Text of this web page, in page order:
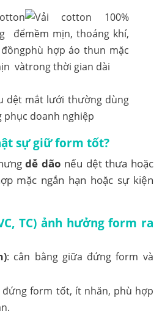
sự giữ form tốt?
dễ dão nếu dệt thưa hoặc
mặc ngắn hạn hoặc sự kiện
TC) ảnh hưởng form ra
: cân bằng giữa đứng form và
đứng form tốt, ít nhăn, phù hợp